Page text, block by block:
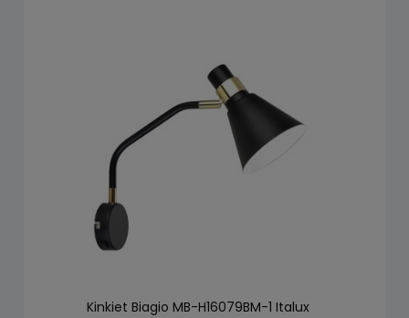
Kinkiet Biagio MB-H16079BM-1 Italux